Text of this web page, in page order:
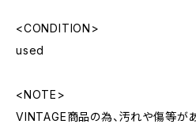
<CONDITION>
used
<NOTE>
VINTAGE商品の為、汚れや傷等が